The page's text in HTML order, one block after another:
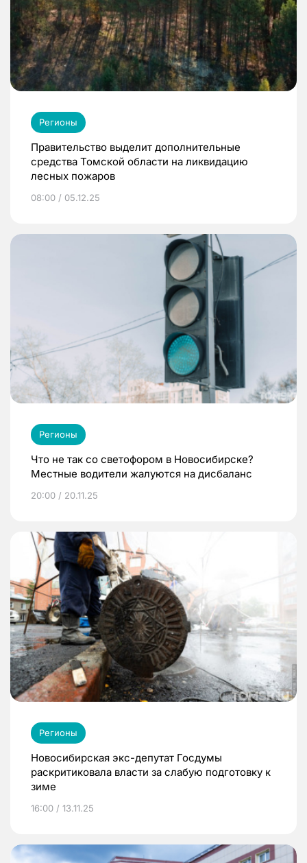
Регионы
Правительство выделит дополнительные
средства Томской области на ликвидацию
лесных пожаров
08:00 / 05.12.25
Регионы
Что не так со светофором в Новосибирске?
Местные водители жалуются на дисбаланс
20:00 / 20.11.25
Регионы
Новосибирская экс-депутат Госдумы
раскритиковала власти за слабую подготовку к
зиме
16:00 / 13.11.25